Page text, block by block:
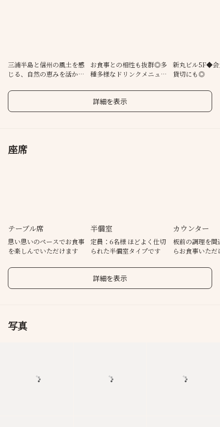
三浦半島と信州の風土を感
じる、自然の恵みを活かし
お食事との相性も抜群◎多
種多様なドリンクメニュー
新丸ビル5F◆会
貸切にも◎
詳細を表示
座席
テーブル席
思い思いのペースでお食事
を楽しんでいただけます
半個室
定員：6名様 ほどよく仕切
られた半個室タイプです
カウンター
板前の調理を間
らお食事いた
詳細を表示
写真